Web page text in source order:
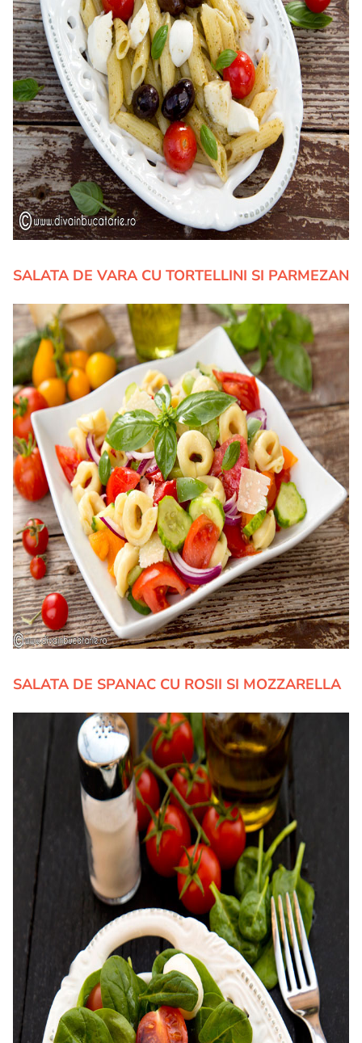
SALATA DE VARA CU TORTELLINI SI PARMEZAN
SALATA DE SPANAC CU ROSII SI MOZZARELLA